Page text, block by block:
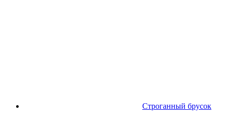
Строганный брусок